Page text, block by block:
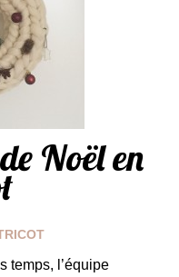
Noël en
temps, l’équipe